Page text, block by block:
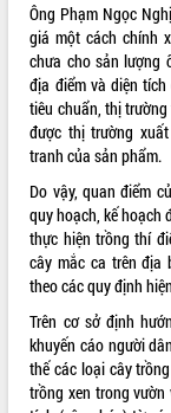
Ông Phạm Ngọc
giá một cách chính
chưa cho sản lượng
địa điểm và diện
tiêu chuẩn, thị
được thị trường
tranh của sản phẩm.
Do vậy, quan điểm
quy hoạch, kế hoạch
thực hiện trồng thí
cây mắc ca trên địa
theo các quy định
Trên cơ sở định
khuyến cáo người
thế các loại cây
trồng xen trong